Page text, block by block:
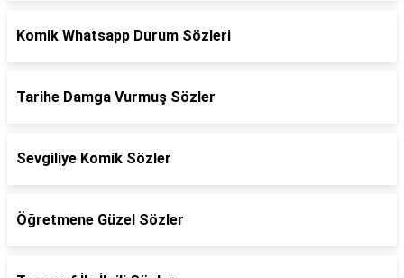
Komik Whatsapp Durum Sözleri
Tarihe Damga Vurmuş Sözler
Sevgiliye Komik Sözler
Öğretmene Güzel Sözler